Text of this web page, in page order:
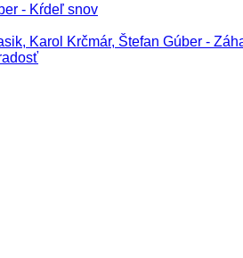
- Kŕdeľ snov
Karol Krčmár, Štefan Gúber -